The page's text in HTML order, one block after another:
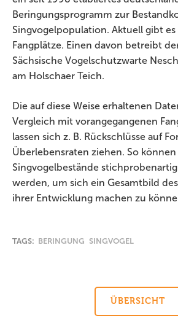
Beringungsprogramm zur
Singvogelpopulation. Aktuell gibt es
Fangplätze. Einen davon betreibt
Sächsische Vogelschutzwarte
am Holschaer Teich.
Die auf diese Weise erhaltenen
Vergleich mit vorangegangenen
lassen sich z. B. Rückschlüsse auf
Überlebensraten ziehen. So können
Singvogelbestände
werden, um sich ein Gesamtbild
ihrer Entwicklung machen zu
TAGS: BERINGUNG SINGVOGEL
ÜBERSICHT